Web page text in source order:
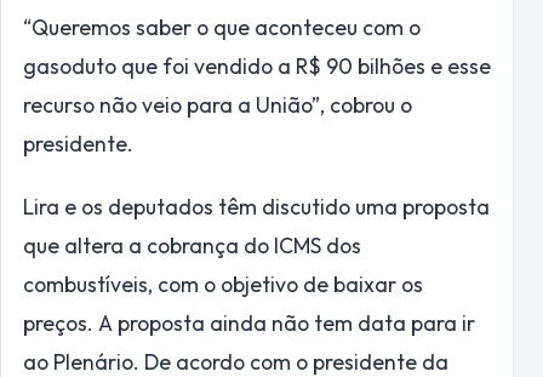
“Queremos saber o que aconteceu com o
gasoduto que foi vendido a R$ 90 bilhões e esse
recurso não veio para a União”, cobrou o
presidente.
Lira e os deputados têm discutido uma proposta
que altera a cobrança do ICMS dos
combustíveis, com o objetivo de baixar os
preços. A proposta ainda não tem data para ir
ao Plenário. De acordo com o presidente da